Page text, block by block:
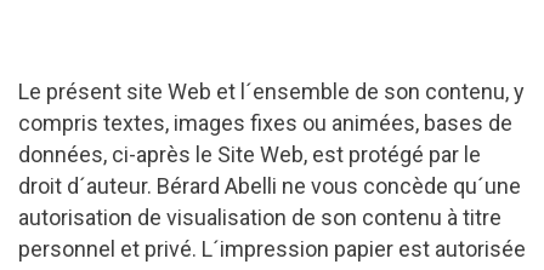
Le présent site Web et l´ensemble de son contenu, y
compris textes, images fixes ou animées, bases de
données, ci-après le Site Web, est protégé par le
droit d´auteur. Bérard Abelli ne vous concède qu´une
autorisation de visualisation de son contenu à titre
personnel et privé. L´impression papier est autorisée